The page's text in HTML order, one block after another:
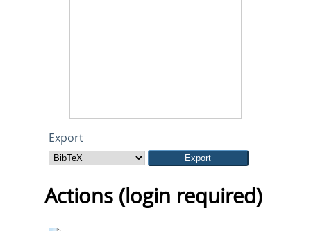
Export
Actions (login required)